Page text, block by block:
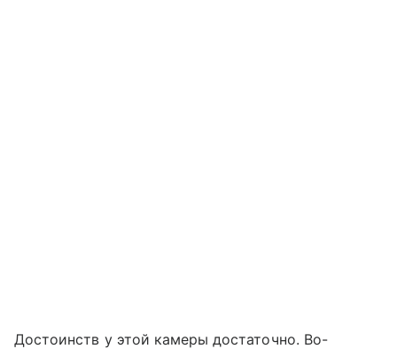
Достоинств у этой камеры достаточно. Во-